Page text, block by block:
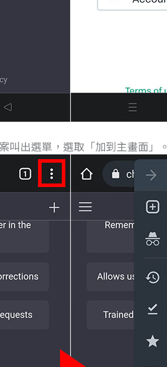
叫出選單，選取「加到主畫面」。